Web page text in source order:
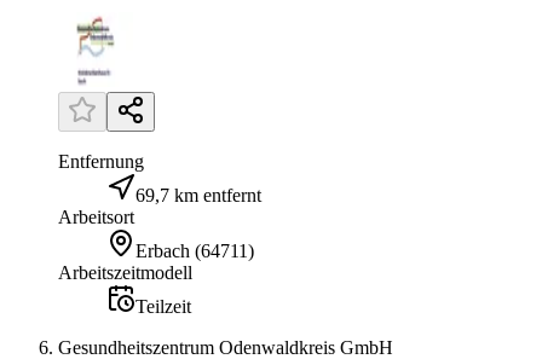
Entfernung
69,7 km entfernt
Arbeitsort
Erbach (64711)
Arbeitszeitmodell
Teilzeit
Gesundheitszentrum Odenwaldkreis GmbH